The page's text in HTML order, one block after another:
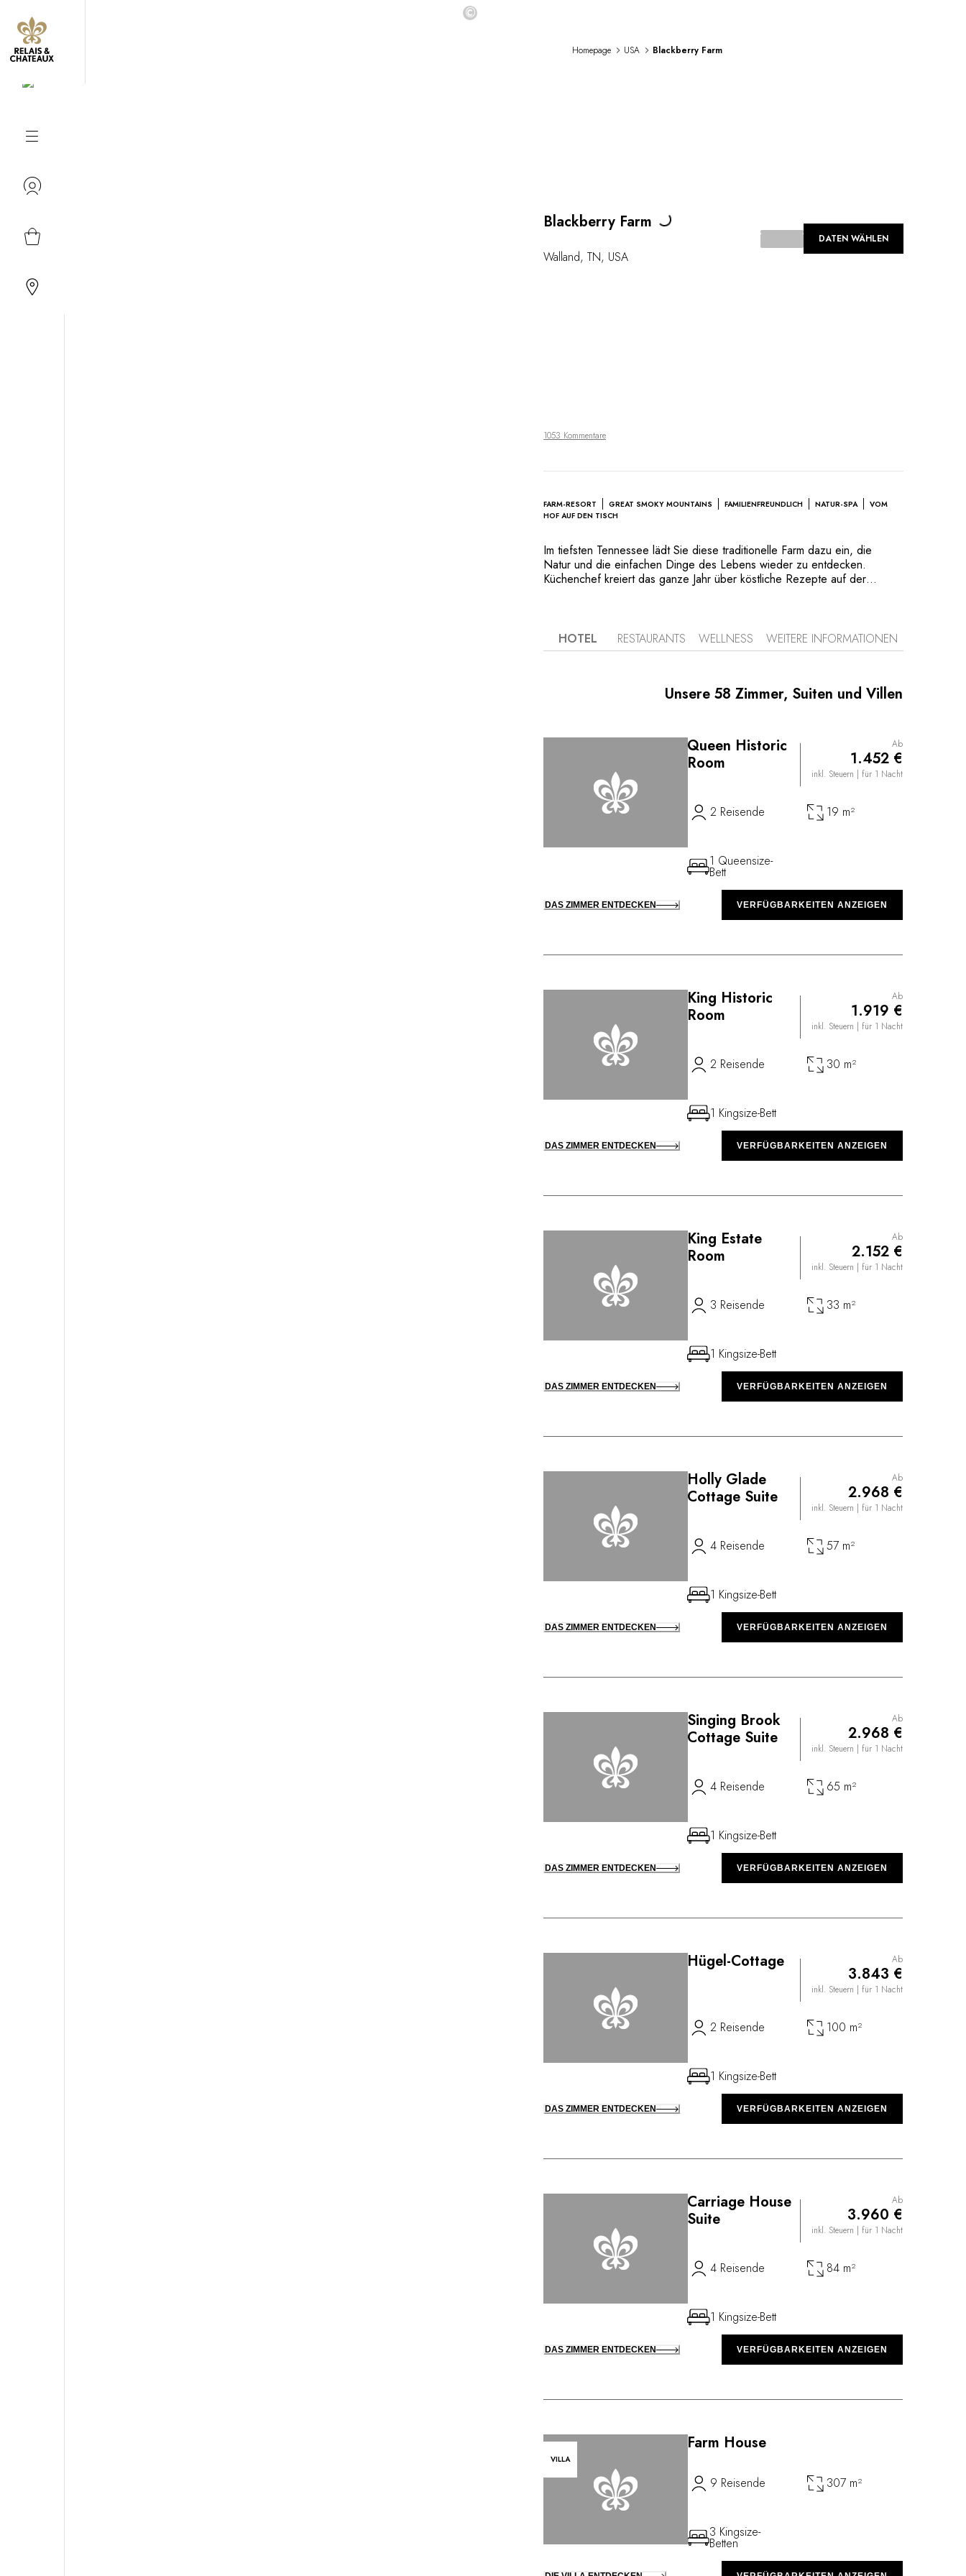
©
Homepage USA Blackberry Farm
Blackberry Farm
Walland, TN, USA
DATEN WÄHLEN
1053 Kommentare
FARM-RESORT GREAT SMOKY MOUNTAINS FAMILIENFREUNDLICH NATUR-SPA
VOM
HOF AUF DEN TISCH
Im tiefsten Tennessee lädt Sie diese traditionelle Farm dazu ein, die
Natur und die einfachen Dinge des Lebens wieder zu entdecken.
Küchenchef kreiert das ganze Jahr über köstliche Rezepte auf der
auf der gleichen Philosophie von Ausgewogenheit und Harmonie von
Körper und Geist. Sie bieten eine angenehme Ergänzung der
HOTEL RESTAURANTS WELLNESS WEITERE INFORMATIONEN
Unsere 58 Zimmer, Suiten und Villen
Queen Historic
Room
Ab
1.452 €
inkl. Steuern | für 1 Nacht
2 Reisende 19 m²
1 Queensize-
Bett
DAS ZIMMER ENTDECKEN VERFÜGBARKEITEN ANZEIGEN
King Historic
Room
Ab
1.919 €
inkl. Steuern | für 1 Nacht
2 Reisende 30 m²
1 Kingsize-Bett
DAS ZIMMER ENTDECKEN VERFÜGBARKEITEN ANZEIGEN
King Estate
Room
Ab
2.152 €
inkl. Steuern | für 1 Nacht
3 Reisende 33 m²
1 Kingsize-Bett
DAS ZIMMER ENTDECKEN VERFÜGBARKEITEN ANZEIGEN
Holly Glade
Cottage Suite
Ab
2.968 €
inkl. Steuern | für 1 Nacht
4 Reisende 57 m²
1 Kingsize-Bett
DAS ZIMMER ENTDECKEN VERFÜGBARKEITEN ANZEIGEN
Singing Brook
Cottage Suite
Ab
2.968 €
inkl. Steuern | für 1 Nacht
4 Reisende 65 m²
1 Kingsize-Bett
DAS ZIMMER ENTDECKEN VERFÜGBARKEITEN ANZEIGEN
Hügel-Cottage Ab
3.843 €
inkl. Steuern | für 1 Nacht
2 Reisende 100 m²
1 Kingsize-Bett
DAS ZIMMER ENTDECKEN VERFÜGBARKEITEN ANZEIGEN
Carriage House
Suite
Ab
3.960 €
inkl. Steuern | für 1 Nacht
4 Reisende 84 m²
1 Kingsize-Bett
DAS ZIMMER ENTDECKEN VERFÜGBARKEITEN ANZEIGEN
VILLA
Farm House
9 Reisende 307 m²
3 Kingsize-
Betten